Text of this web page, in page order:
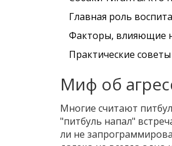
Главная роль
Факторы, влияющие
Практические
Миф об
Многие считают
"питбуль напал"
ли не